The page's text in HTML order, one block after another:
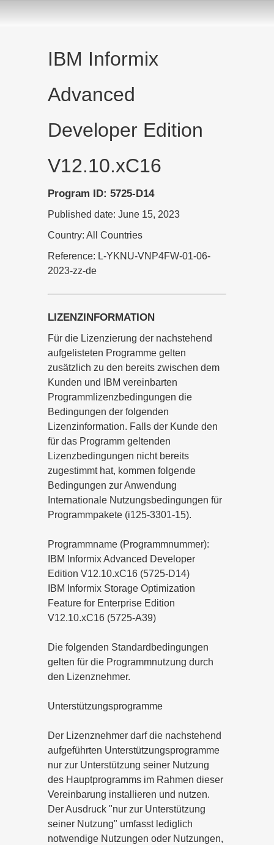
IBM Informix
Advanced
Developer Edition
V12.10.xC16
Program ID: 5725-D14
Published date: June 15, 2023
Country: All Countries
Reference: L-YKNU-VNP4FW-01-06-
2023-zz-de
LIZENZINFORMATION
Für die Lizenzierung der nachstehend
aufgelisteten Programme gelten
zusätzlich zu den bereits zwischen dem
Kunden und IBM vereinbarten
Programmlizenzbedingungen die
Bedingungen der folgenden
Lizenzinformation. Falls der Kunde den
für das Programm geltenden
Lizenzbedingungen nicht bereits
zugestimmt hat, kommen folgende
Bedingungen zur Anwendung
Internationale Nutzungsbedingungen für
Programmpakete (i125-3301-15).
Programmname (Programmnummer):
IBM Informix Advanced Developer
Edition V12.10.xC16 (5725-D14)
IBM Informix Storage Optimization
Feature for Enterprise Edition
V12.10.xC16 (5725-A39)
Die folgenden Standardbedingungen
gelten für die Programmnutzung durch
den Lizenznehmer.
Unterstützungsprogramme
Der Lizenznehmer darf die nachstehend
aufgeführten Unterstützungsprogramme
nur zur Unterstützung seiner Nutzung
des Hauptprogramms im Rahmen dieser
Vereinbarung installieren und nutzen.
Der Ausdruck "nur zur Unterstützung
seiner Nutzung" umfasst lediglich
notwendige Nutzungen oder Nutzungen,